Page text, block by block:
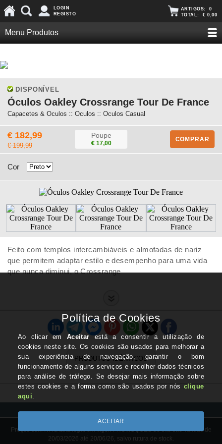
LOGIN
REGISTO
ARTIGOS: 0
TOTAL: € 0,00
Menu Produtos
DISPONÍVEL
Óculos Oakley Crossrange Tour De France
Capacetes & Oculos :: Oculos :: Oculos Casual
€ 182,99
€ 199,99
Poupe
€ 17,00
COMPRAR
Cor
Feito com templos intercambiáveis ​​e almofadas de nariz
que permitem adaptar estilo e desempenho para uma vida
que nunca diminui, o Crossrange
PRODUTOS IDÊNTICOS
Preços com IVA à taxa legal em vigor. PROMOÇÕES do site são válidas de
20/03/2026 até 20/06/26, salvo rutura de stock.